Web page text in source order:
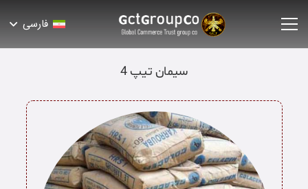
فارسی
سیمان تیپ 4